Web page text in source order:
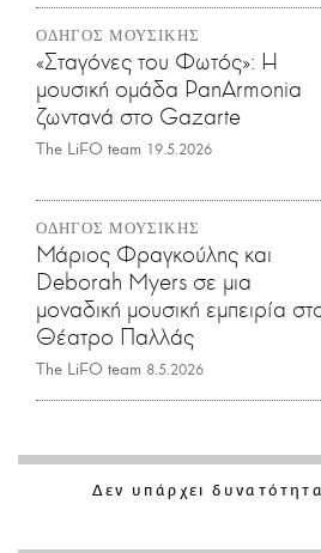
ΟΔΗΓΟΣ ΜΟΥΣΙΚΗΣ
«Σταγόνες του Φωτός»: Η
μουσική ομάδα PanArmonia
ζωντανά στο Gazarte
The LiFO team 19.5.2026
ΟΔΗΓΟΣ ΜΟΥΣΙΚΗΣ
Μάριος Φραγκούλης και
Deborah Myers σε μια
μοναδική μουσική εμπειρία
Θέατρο Παλλάς
The LiFO team 8.5.2026
Δεν υπάρχει